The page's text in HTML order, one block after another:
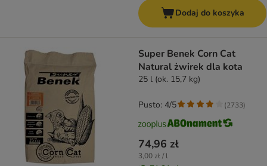
Dodaj do koszyka
Super Benek Corn Cat
Natural żwirek dla kota
25 l (ok. 15,7 kg)
74,96 zł
3,00 zł / l
Pusto: 4/5 (2733)